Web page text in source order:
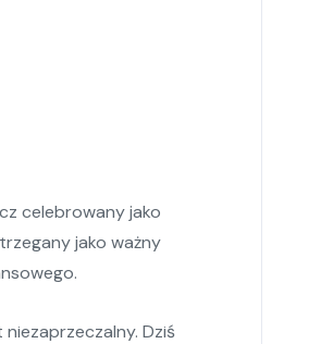
celebrowany jako
jako ważny
Dziś